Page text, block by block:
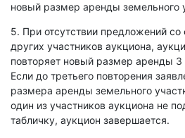
новый размер аренды земельного
5. При отсутствии предложений со
других участников аукциона,
повторяет новый размер аренды 3
Если до третьего повторения
размера аренды земельного
один из участников аукциона не
табличку, аукцион завершается.